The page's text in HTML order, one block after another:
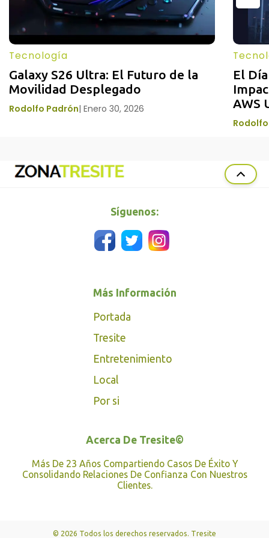
Tecnología
Galaxy S26 Ultra: El Futuro de la
Movilidad Desplegado
Rodolfo Padrón| Enero 30, 2026
El
AWS
Síguenos:
Más Información
Portada
Tresite
Entretenimiento
Local
Por si
Acerca De Tresite©
Más De 23 Años Compartiendo Casos De Éxito Y
Consolidando Relaciones De Confianza Con Nuestros
Clientes.
© 2026 Todos los derechos reservados. Tresite